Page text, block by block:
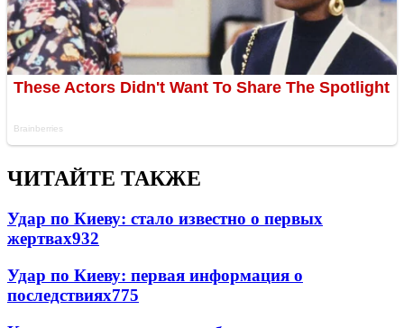
ЧИТАЙТЕ ТАКЖЕ
Удар по Киеву: стало известно о первых
жертвах932
Удар по Киеву: первая информация о
последствиях775